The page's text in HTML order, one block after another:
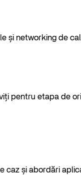
și networking de
pentru etapa de
și abordări